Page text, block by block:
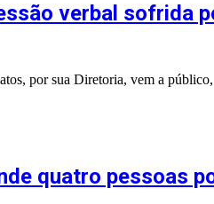
verbal sofrida
por sua Diretoria, vem a
quatro pessoas